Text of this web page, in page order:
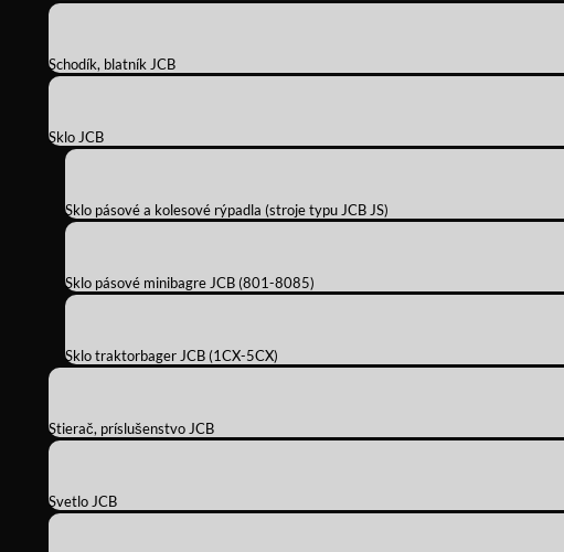
Schodík, blatník JCB
Sklo JCB
Sklo pásové a kolesové rýpadla (stroje typu JCB JS)
Sklo pásové minibagre JCB (801-8085)
Sklo traktorbager JCB (1CX-5CX)
Stierač, príslušenstvo JCB
Svetlo JCB